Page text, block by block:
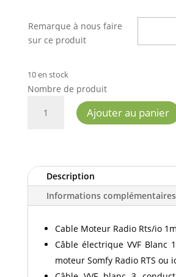
Remarque à nous faire
sur ce produit
10 en stock
Nombre de produit
RTS/IO
1M
Ajouter au panier
Description
Informations complémentaires
Cable Moteur Radio Rts/io 1m
Câble électrique VVF Blanc
moteur Somfy Radio RTS ou